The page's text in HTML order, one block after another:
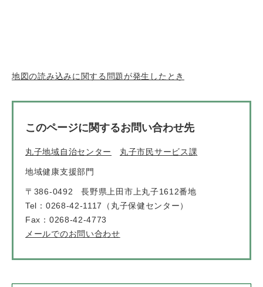
地図の読み込みに関する問題が発生したとき
このページに関するお問い合わせ先
丸子地域自治センター 丸子市民サービス課
地域健康支援部門
〒386-0492
長野県上田市上丸子1612番地
Tel：0268-42-1117（丸子保健センター）
Fax：0268-42-4773
メールでのお問い合わせ